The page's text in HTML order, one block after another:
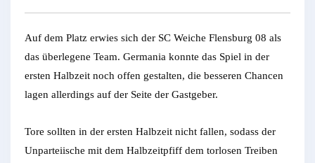
Auf dem Platz erwies sich der SC Weiche Flensburg 08 als
das überlegene Team. Germania konnte das Spiel in der
ersten Halbzeit noch offen gestalten, die besseren Chancen
lagen allerdings auf der Seite der Gastgeber.
Tore sollten in der ersten Halbzeit nicht fallen, sodass der
Unparteiische mit dem Halbzeitpfiff dem torlosen Treiben